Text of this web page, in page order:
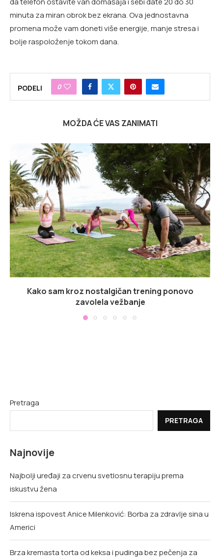
minuta za miran obrok bez ekrana. Ova jednostavna
promena može vam doneti više energije, manje stresa i
bolje raspoloženje tokom dana.
PODELI 0
MOŽDA ĆE VAS ZANIMATI
Kako sam kroz nostalgičan trening ponovo
zavolela vežbanje
Pretraga
PRETRAGA
Najnovije
Najbolji uređaji za crvenu svetlosnu terapiju prema
iskustvu žena
Iskrena ispovest Anice Milenković: Borba za zdravlje sina u
Americi
Brza kremasta torta od keksa i pudinga bez pečenja za